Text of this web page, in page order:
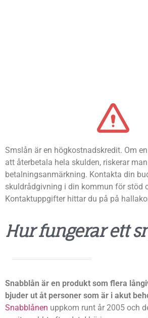
Smslån är en högkostnadskredit. Om
att återbetala hela skulden, riskerar
betalningsanmärkning. Kontakta din
skuldrådgivning i din kommun för stöd
Kontaktuppgifter hittar du på på
Hur fungerar ett
Snabblån är en produkt som flera
bjuder ut åt personer som är i akut
Snabblånen uppkom runt år 2005 och